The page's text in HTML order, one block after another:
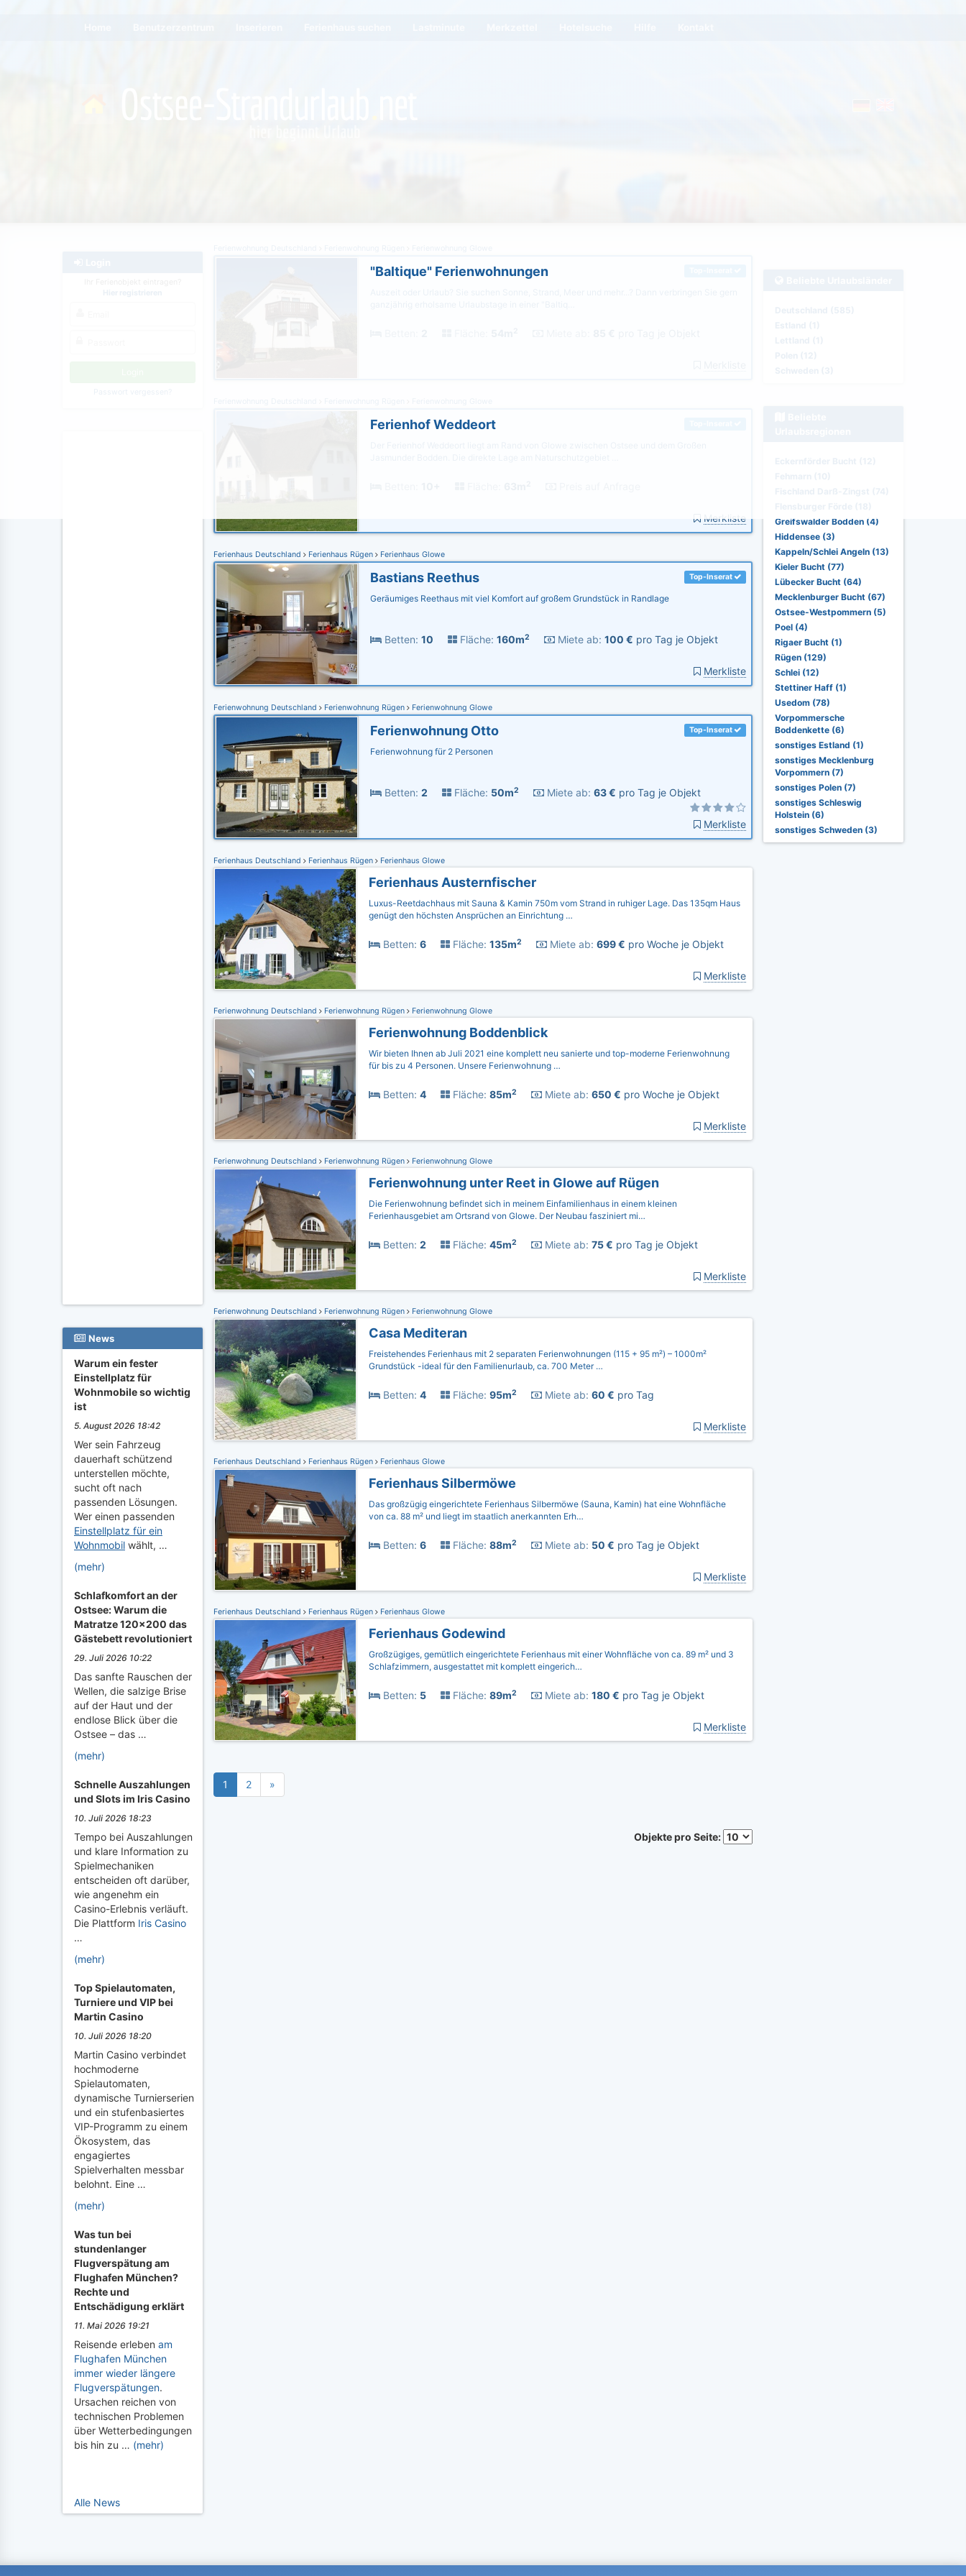
News
Warum ein fester
Einstellplatz für
Wohnmobile so wichtig
ist
5. August 2026 18:42
Wer sein Fahrzeug
dauerhaft schützend
unterstellen möchte,
sucht oft nach
passenden Lösungen.
Wer einen passenden
Einstellplatz für ein
Wohnmobil wählt, …
(mehr)
Schlafkomfort an der
Ostsee: Warum die
Matratze 120x200 das
Gästebett revolutioniert
29. Juli 2026 10:22
Das sanfte Rauschen der
Wellen, die salzige Brise
auf der Haut und der
endlose Blick über die
Ostsee – das …
(mehr)
Schnelle Auszahlungen
und Slots im Iris Casino
10. Juli 2026 18:23
Tempo bei Auszahlungen
und klare Information zu
Spielmechaniken
entscheiden oft darüber,
wie angenehm ein
Casino-Erlebnis verläuft.
Die Plattform Iris Casino
…
(mehr)
Top Spielautomaten,
Turniere und VIP bei
Martin Casino
10. Juli 2026 18:20
Martin Casino verbindet
hochmoderne
Spielautomaten,
dynamische Turnierserien
und ein stufenbasiertes
VIP-Programm zu einem
Ökosystem, das
engagiertes
Spielverhalten messbar
belohnt. Eine …
(mehr)
Was tun bei
stundenlanger
Flugverspätung am
Flughafen München?
Rechte und
Entschädigung erklärt
11. Mai 2026 19:21
Reisende erleben am
Flughafen München
immer wieder längere
Flugverspätungen.
Ursachen reichen von
technischen Problemen
über Wetterbedingungen
bis hin zu … (mehr)
Alle News
"Baltique" Ferienwohnungen
Ferienhof Weddeort
Merkliste
Ferienhaus Deutschland Ferienhaus Rügen Ferienhaus Glowe
Top-Inserat
Bastians Reethus
Geräumiges Reethaus mit viel Komfort auf großem Grundstück in Randlage
Betten: 10 Fläche: 160m2 Miete ab: 100 € pro Tag je Objekt
Merkliste
Ferienwohnung Deutschland Ferienwohnung Rügen Ferienwohnung Glowe
Top-Inserat
Ferienwohnung Otto
Ferienwohnung für 2 Personen
Betten: 2 Fläche: 50m2 Miete ab: 63 € pro Tag je Objekt
Merkliste
Ferienhaus Deutschland Ferienhaus Rügen Ferienhaus Glowe
Ferienhaus Austernfischer
Luxus-Reetdachhaus mit Sauna & Kamin 750m vom Strand in ruhiger Lage. Das 135qm Haus
genügt den höchsten Ansprüchen an Einrichtung …
Betten: 6 Fläche: 135m2 Miete ab: 699 € pro Woche je Objekt
Merkliste
Ferienwohnung Deutschland Ferienwohnung Rügen Ferienwohnung Glowe
Ferienwohnung Boddenblick
Wir bieten Ihnen ab Juli 2021 eine komplett neu sanierte und top-moderne Ferienwohnung
für bis zu 4 Personen. Unsere Ferienwohnung …
Betten: 4 Fläche: 85m2 Miete ab: 650 € pro Woche je Objekt
Merkliste
Ferienwohnung Deutschland Ferienwohnung Rügen Ferienwohnung Glowe
Ferienwohnung unter Reet in Glowe auf Rügen
Die Ferienwohnung befindet sich in meinem Einfamilienhaus in einem kleinen
Ferienhausgebiet am Ortsrand von Glowe. Der Neubau fasziniert mi…
Betten: 2 Fläche: 45m2 Miete ab: 75 € pro Tag je Objekt
Merkliste
Ferienwohnung Deutschland Ferienwohnung Rügen Ferienwohnung Glowe
Casa Mediteran
Freistehendes Ferienhaus mit 2 separaten Ferienwohnungen (115 + 95 m²) – 1000m²
Grundstück -ideal für den Familienurlaub, ca. 700 Meter …
Betten: 4 Fläche: 95m2 Miete ab: 60 € pro Tag
Merkliste
Ferienhaus Deutschland Ferienhaus Rügen Ferienhaus Glowe
Ferienhaus Silbermöwe
Das großzügig eingerichtete Ferien­haus Silbermöwe (Sauna, Kamin) hat eine Wohnfläche
von ca. 88 m² und liegt im staatlich anerkannten Er­h…
Betten: 6 Fläche: 88m2 Miete ab: 50 € pro Tag je Objekt
Merkliste
Ferienhaus Deutschland Ferienhaus Rügen Ferienhaus Glowe
Ferienhaus Godewind
Großzügiges, gemütlich eingerichtete Ferienhaus mit einer Wohnfläche von ca. 89 m² und 3
Schlafzimmern, ausgestattet mit komplett eingerich…
Betten: 5 Fläche: 89m2 Miete ab: 180 € pro Tag je Objekt
Merkliste
1 2 »
Objekte pro Seite:
Greifswalder Bodden (4)
Hiddensee (3)
Kappeln/Schlei Angeln (13)
Kieler Bucht (77)
Lübecker Bucht (64)
Mecklenburger Bucht (67)
Ostsee-Westpommern (5)
Poel (4)
Rigaer Bucht (1)
Rügen (129)
Schlei (12)
Stettiner Haff (1)
Usedom (78)
Vorpommersche
Boddenkette (6)
sonstiges Estland (1)
sonstiges Mecklenburg
Vorpommern (7)
sonstiges Polen (7)
sonstiges Schleswig
Holstein (6)
sonstiges Schweden (3)